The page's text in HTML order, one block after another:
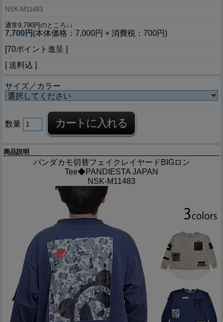
NSK-M11483
通常9,790円のところ↓↓
7,700円 (本体価格：7,000円 + 消費税：700円)
[70ポイント進呈 ]
[ 送料込 ]
サイズ／カラー
数量
商品説明
パンダカモ切替フェイクレイヤードBIGロン
Tee◆PANDIESTA JAPAN
NSK-M11483